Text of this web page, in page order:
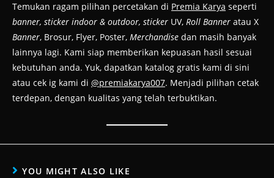
Temukan ragam pilihan percetakan di Premia Karya seperti
banner, sticker indoor & outdoor, sticker UV, Roll Banner atau X
Banner, Brosur, Flyer, Poster, Merchandise dan masih banyak
lainnya lagi. Kami siap memberikan kepuasan hasil sesuai
kebutuhan anda. Yuk, dapatkan katalog gratis kami di sini
atau cek ig kami di @premiakarya007. Menjadi pilihan cetak
terdepan, dengan kualitas yang telah terbuktikan.
YOU MIGHT ALSO LIKE